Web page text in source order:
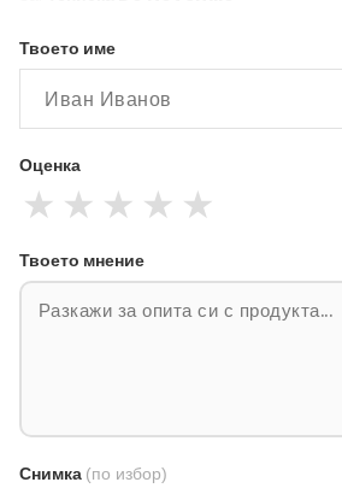
Твоето име
Оценка
★ ★ ★ ★ ★
Твоето мнение
Снимка (по избор)